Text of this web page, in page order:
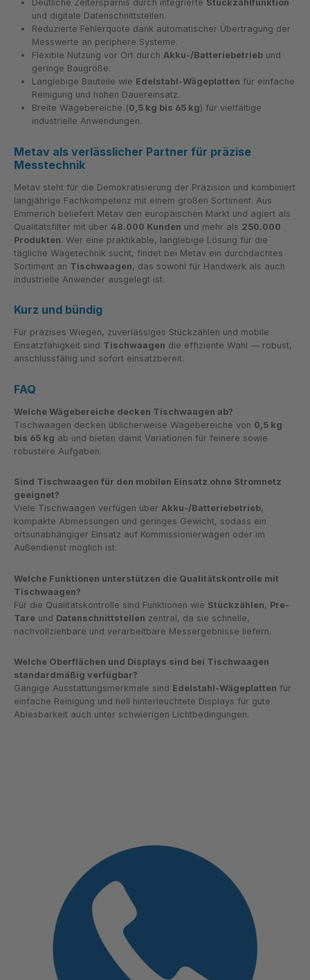
Deutliche Zeitersparnis durch integrierte Stückzählfunktion
und digitale Datenschnittstellen.
Reduzierte Fehlerquote dank automatischer Übertragung der
Messwerte an periphere Systeme.
Flexible Nutzung vor Ort durch Akku-/Batteriebetriebund
geringe Baugröße.
Langlebige Bauteile wie Edelstahl-Wägeplatten für einfache
Reinigung und hohen Dauereinsatz.
Breite Wägebereiche (0,5 kg bis 65 kg) für vielfältige
industrielle Anwendungen.
Metav als verlässlicher Partner für präzise
Messtechnik
Metav steht für die Demokratisierung der Präzision und kombiniert
langjährige Fachkompetenz mit einem großen Sortiment. Aus
Emmerich beliefert Metav den europäischen Markt und agiert als
Qualitätsfilter mit über 48.000 Kunden und mehr als 250.000
Produkten. Wer eine praktikable, langlebige Lösung für die
tägliche Wägetechnik sucht, findet bei Metav ein durchdachtes
Sortiment an Tischwaagen, das sowohl für Handwerk als auch
industrielle Anwender ausgelegt ist.
Kurz und bündig
Für präzises Wiegen, zuverlässiges Stückzählen und mobile
Einsatzfähigkeit sind Tischwaagen die effiziente Wahl — robust,
anschlussfähig und sofort einsatzbereit.
FAQ
Welche Wägebereiche decken Tischwaagen ab?
Tischwaagen decken üblicherweise Wägebereiche von 0,5 kg
bis 65 kg ab und bieten damit Variationen für feinere sowie
robustere Aufgaben.
Sind Tischwaagen für den mobilen Einsatz ohne Stromnetz
geeignet?
Viele Tischwaagen verfügen über Akku-/Batteriebetrieb,
kompakte Abmessungen und geringes Gewicht, sodass ein
ortsunabhängiger Einsatz auf Kommissionierwagen oder im
Außendienst möglich ist.
Welche Funktionen unterstützen die Qualitätskontrolle mit
Tischwaagen?
Für die Qualitätskontrolle sind Funktionen wie Stückzählen, Pre-
Tare und Datenschnittstellen zentral, da sie schnelle,
nachvollziehbare und verarbeitbare Messergebnisse liefern.
Welche Oberflächen und Displays sind bei Tischwaagen
standardmäßig verfügbar?
Gängige Ausstattungsmerkmale sind Edelstahl-Wägeplatten für
einfache Reinigung und hell hinterleuchtete Displays für gute
Ablesbarkeit auch unter schwierigen Lichtbedingungen.